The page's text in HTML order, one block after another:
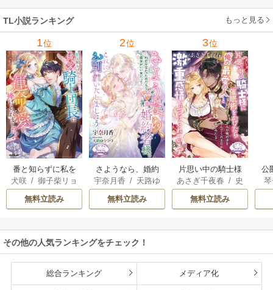
TL小説ランキング もっと見る
1位
番と知らずに私を
買った純愛こじら
せ騎士団長に運命
の愛を捧げられま
犬咲 /御子柴リョ
ウ
無料立読み
2位
さようなら、婚約
者様。これにてお
別れいたしましょ
う【電子書籍特装
宇奈月香 / 天路ゆ
うつづ
無料立読み
3位
片思い中の騎士様
に催眠術をかけた
ら「俺の最愛の
人」と激重感情を
す【電子書籍特装
あさぎ千夜春 / 史
歩
無料立読み
公
は
その他の人気ランキングをチェック！
総合ランキング メディア化